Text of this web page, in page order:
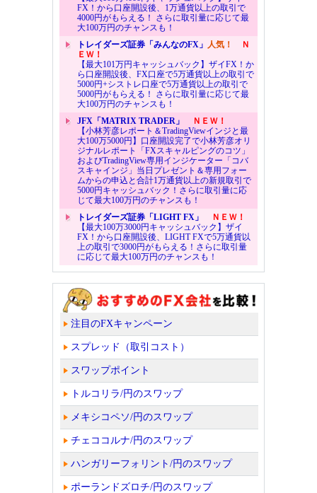
FX！から口座開設後、1万通貨以上の取引で
4000円がもらえる！ さらに取引量に応じて最
大100万円のチャンスも！
トレイダーズ証券「みんなのFX」 人気！
Ｎ
ＥＷ！
【最大101万円キャッシュバック】ザイFX！か
ら口座開設後、FX口座で5万通貨以上の取引で
5000円+シストレ口座で5万通貨以上の取引で
5000円がもらえる！ さらに取引量に応じて最
大100万円のチャンスも！
JFX「MATRIX TRADER」
ＮＥＷ！
【小林芳彦レポート＆TradingViewインジと最
大100万5000円】口座開設完了で小林芳彦オリ
ジナルレポート「FXスキャルピングのコツ」
およびTradingView専用インジケーター「コバ
スキャインジ」当日プレゼント＆専用フォー
ムからの申込と合計1万通貨以上の新規取引で
5000円キャッシュバック！さらに取引量に応
じて最大100万円のチャンスも！
トレイダーズ証券「LIGHT FX」
ＮＥＷ！
【最大100万3000円キャッシュバック】ザイ
FX！から口座開設後、LIGHT FXで5万通貨以
上の取引で3000円がもらえる！さらに取引量
に応じて最大100万円のチャンスも！
注目のFXキャンペーン
スプレッド（取引コスト）
スワップポイント
トルコリラ/円のスワップ
メキシコペソ/円のスワップ
チェココルナ/円のスワップ
ハンガリーフォリント/円のスワップ
ポーランドズロチ/円のスワップ